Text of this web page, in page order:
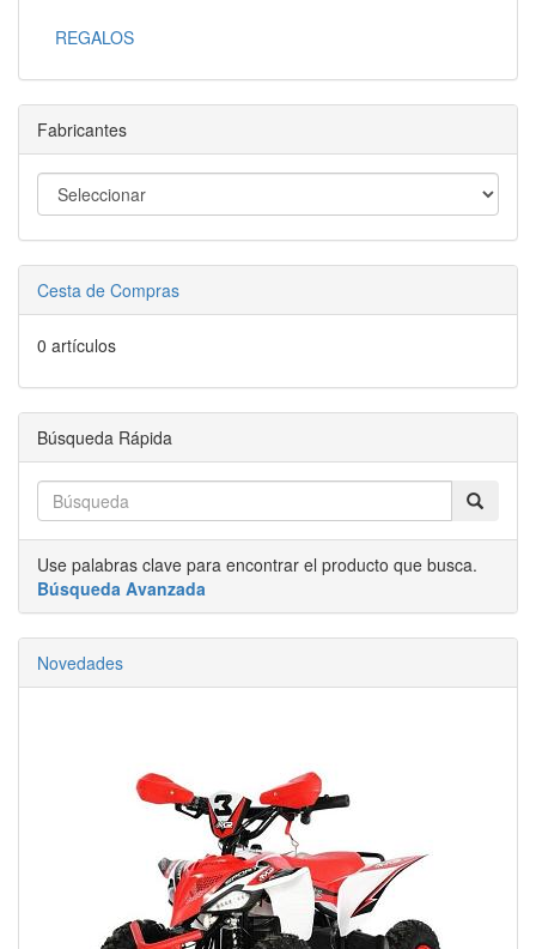
REGALOS
Fabricantes
Cesta de Compras
0 artículos
Búsqueda Rápida
Use palabras clave para encontrar el producto que busca.
Búsqueda Avanzada
Novedades